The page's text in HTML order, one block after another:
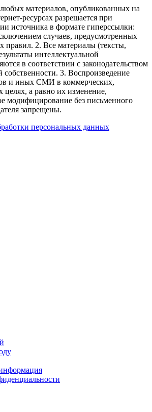
материалов, опубликованных на
ресурсах разрешается при
источника в формате гиперссылки:
случаев, предусмотренных
правил. 2. Все материалы (тексты,
интеллектуальной
в соответствии с законодательством
собственности. 3. Воспроизведение
и иных СМИ в коммерческих,
а равно их изменение,
модифицирование без письменного
запрещены.
персональных данных